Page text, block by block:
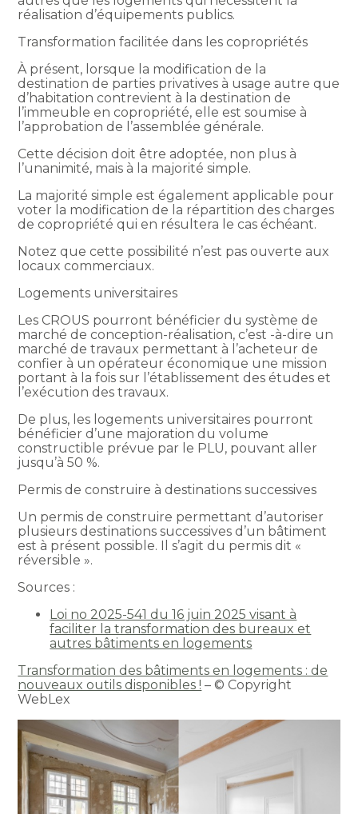
réalisation d’équipements publics.
Transformation facilitée dans les copropriétés
À présent, lorsque la modification de la
destination de parties privatives à usage autre que
d’habitation contrevient à la destination de
l’immeuble en copropriété, elle est soumise à
l’approbation de l’assemblée générale.
Cette décision doit être adoptée, non plus à
l’unanimité, mais à la majorité simple.
La majorité simple est également applicable pour
voter la modification de la répartition des charges
de copropriété qui en résultera le cas échéant.
Notez que cette possibilité n’est pas ouverte aux
locaux commerciaux.
Logements universitaires
Les CROUS pourront bénéficier du système de
marché de conception-réalisation, c’est -à-dire un
marché de travaux permettant à l’acheteur de
confier à un opérateur économique une mission
portant à la fois sur l’établissement des études et
l’exécution des travaux.
De plus, les logements universitaires pourront
bénéficier d’une majoration du volume
constructible prévue par le PLU, pouvant aller
jusqu’à 50 %.
Permis de construire à destinations successives
Un permis de construire permettant d’autoriser
plusieurs destinations successives d’un bâtiment
est à présent possible. Il s’agit du permis dit «
réversible ».
Sources :
Loi no 2025-541 du 16 juin 2025 visant à
faciliter la transformation des bureaux et
autres bâtiments en logements
Transformation des bâtiments en logements : de
nouveaux outils disponibles ! – © Copyright
WebLex